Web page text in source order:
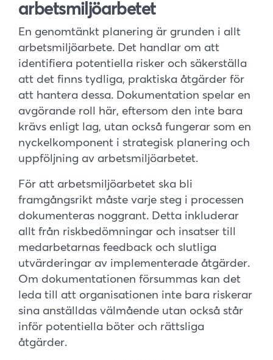
arbetsmiljöarbetet
En genomtänkt planering är grunden i allt
arbetsmiljöarbete. Det handlar om att
identifiera potentiella risker och säkerställa
att det finns tydliga, praktiska åtgärder för
att hantera dessa. Dokumentation spelar en
avgörande roll här, eftersom den inte bara
krävs enligt lag, utan också fungerar som en
nyckelkomponent i strategisk planering och
uppföljning av arbetsmiljöarbetet.
För att arbetsmiljöarbetet ska bli
framgångsrikt måste varje steg i processen
dokumenteras noggrant. Detta inkluderar
allt från riskbedömningar och insatser till
medarbetarnas feedback och slutliga
utvärderingar av implementerade åtgärder.
Om dokumentationen försummas kan det
leda till att organisationen inte bara riskerar
sina anställdas välmående utan också står
inför potentiella böter och rättsliga
åtgärder.